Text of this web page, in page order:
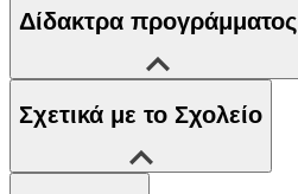
Δίδακτρα προγράμματος
Σχετικά με το Σχολείο